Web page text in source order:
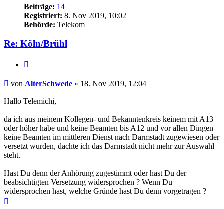
Beiträge: 14
Registriert: 8. Nov 2019, 10:02
Behörde: Telekom
Re: Köln/Brühl
Beitrag
von AlterSchwede » 18. Nov 2019, 12:04
Hallo Telemichi,
da ich aus meinem Kollegen- und Bekanntenkreis keinem mit A13
oder höher habe und keine Beamten bis A12 und vor allen Dingen
keine Beamten im mittleren Dienst nach Darmstadt zugewiesen oder
versetzt wurden, dachte ich das Darmstadt nicht mehr zur Auswahl
steht.
Hast Du denn der Anhörung zugestimmt oder hast Du der
beabsichtigten Versetzung widersprochen ? Wenn Du
widersprochen hast, welche Gründe hast Du denn vorgetragen ?